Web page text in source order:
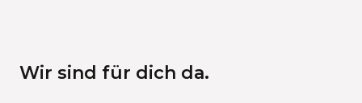
Wir sind für dich da.